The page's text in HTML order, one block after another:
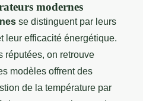
modernes
se distinguent par leurs
leur efficacité énergétique.
réputées, on retrouve
modèles offrent des
de la température par